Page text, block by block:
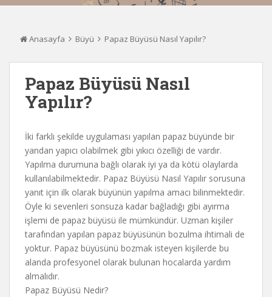
Anasayfa Büyü Papaz Büyüsü Nasıl Yapılır?
Papaz Büyüsü Nasıl
Yapılır?
İki farklı şekilde uygulaması yapılan papaz büyünde bir
yandan yapıcı olabilmek gibi yıkıcı özelliği de vardır.
Yapılma durumuna bağlı olarak iyi ya da kötü olaylarda
kullanılabilmektedir. Papaz Büyüsü Nasıl Yapılır sorusuna
yanıt için ilk olarak büyünün yapılma amacı bilinmektedir.
Öyle ki sevenleri sonsuza kadar bağladığı gibi ayırma
işlemi de papaz büyüsü ile mümkündür. Uzman kişiler
tarafından yapılan papaz büyüsünün bozulma ihtimali de
yoktur. Papaz büyüsünü bozmak isteyen kişilerde bu
alanda profesyonel olarak bulunan hocalarda yardım
almalıdır.
Papaz Büyüsü Nedir?